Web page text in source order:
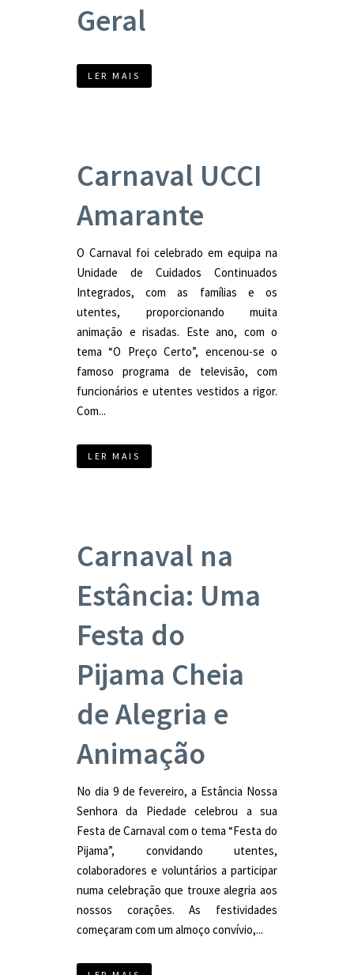
Geral
LER MAIS
Carnaval UCCI
Amarante
O Carnaval foi celebrado em equipa na
Unidade de Cuidados Continuados
Integrados, com as famílias e os
utentes, proporcionando muita
animação e risadas. Este ano, com o
tema “O Preço Certo”, encenou-se o
famoso programa de televisão, com
funcionários e utentes vestidos a rigor.
Com...
LER MAIS
Carnaval na
Estância: Uma
Festa do
Pijama Cheia
de Alegria e
Animação
No dia 9 de fevereiro, a Estância Nossa
Senhora da Piedade celebrou a sua
Festa de Carnaval com o tema “Festa do
Pijama”, convidando utentes,
colaboradores e voluntários a participar
numa celebração que trouxe alegria aos
nossos corações. As festividades
começaram com um almoço convívio,...